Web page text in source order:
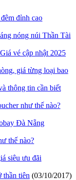
đỉnh cao
nóng núi Thần Tài
vé cập nhật 2025
giá từng loại bao
thông tin cần biết
như thế nào?
Đà Nẵng
thế nào?
siêu ưu đãi
thần tiên (03/10/2017)